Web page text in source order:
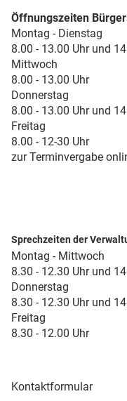
Öffnungszeiten
Montag - Dienstag
8.00 - 13.00 Uhr und
Mittwoch
8.00 - 13.00 Uhr
Donnerstag
8.00 - 13.00 Uhr und
Freitag
8.00 - 12-30 Uhr
zur Terminvergabe
Sprechzeiten der
Montag - Mittwoch
8.30 - 12.30 Uhr und
Donnerstag
8.30 - 12.30 Uhr und
Freitag
8.30 - 12.00 Uhr
Kontaktformular